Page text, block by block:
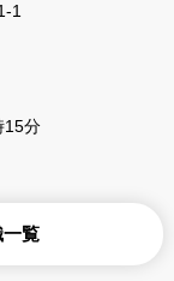
1
15分
覧